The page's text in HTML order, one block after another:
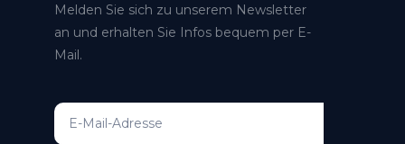
Melden Sie sich zu unserem Newsletter
an und erhalten Sie Infos bequem per E-
Mail.